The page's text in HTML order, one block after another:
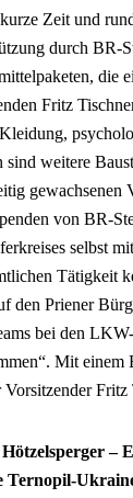
Zeit und
durch BR-
die
Fritz
sind weitere
gewachsenen
von BR-
selbst
Tätigkeit
den Priener
bei den
Mit einem
Vorsitzender
–
Ternopil-